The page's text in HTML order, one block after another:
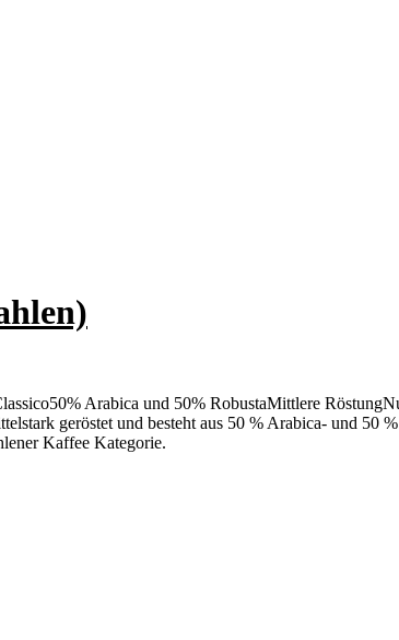
Arabica und 50% RobustaMittlere
geröstet und besteht aus 50 % Arabica- und 50
Kaffee Kategorie.